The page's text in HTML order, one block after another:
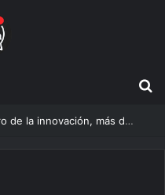
Salta se convierte en epicentro de la innovación, más de 600 personas ya participan del NOA Innova